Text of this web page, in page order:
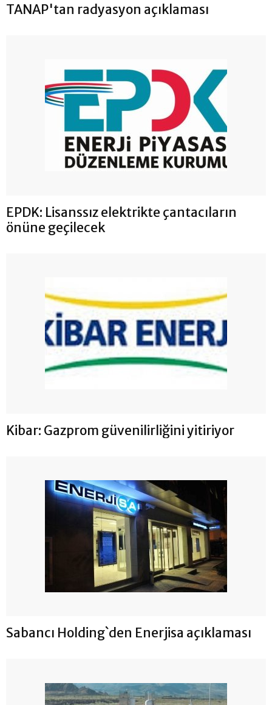
TANAP'tan radyasyon açıklaması
EPDK: Lisanssız elektrikte çantacıların
önüne geçilecek
Kibar: Gazprom güvenilirliğini yitiriyor
Sabancı Holding`den Enerjisa açıklaması